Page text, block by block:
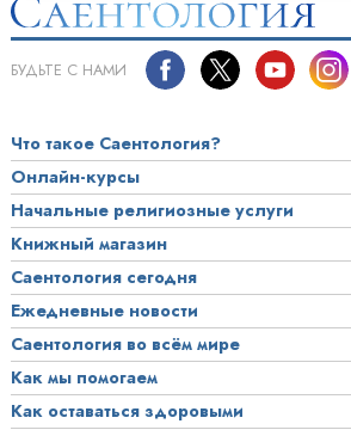
БУДЬТЕ С НАМИ
Что такое Саентология?
Онлайн-курсы
Начальные религиозные услуги
Книжный магазин
Саентология сегодня
Ежедневные новости
Саентология во всём мире
Как мы помогаем
Как оставаться здоровыми